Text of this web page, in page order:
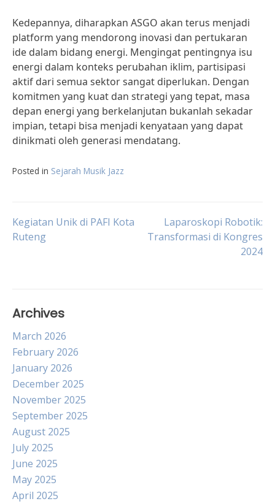
Kedepannya, diharapkan ASGO akan terus menjadi
platform yang mendorong inovasi dan pertukaran
ide dalam bidang energi. Mengingat pentingnya isu
energi dalam konteks perubahan iklim, partisipasi
aktif dari semua sektor sangat diperlukan. Dengan
komitmen yang kuat dan strategi yang tepat, masa
depan energi yang berkelanjutan bukanlah sekadar
impian, tetapi bisa menjadi kenyataan yang dapat
dinikmati oleh generasi mendatang.
Posted in Sejarah Musik Jazz
Post
Kegiatan Unik di PAFI Kota
Ruteng
Laparoskopi Robotik:
Transformasi di Kongres
2024
Archives
March 2026
February 2026
January 2026
December 2025
November 2025
September 2025
August 2025
July 2025
June 2025
May 2025
April 2025